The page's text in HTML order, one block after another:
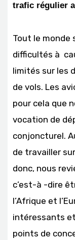
trafic régulier
Tout le monde
difficultés à
limités sur les
de vols. Les
pour cela que
vocation de
conjoncturel.
de travailler
donc, nous
c’est-à -dire
l’Afrique et
intéressants
points de